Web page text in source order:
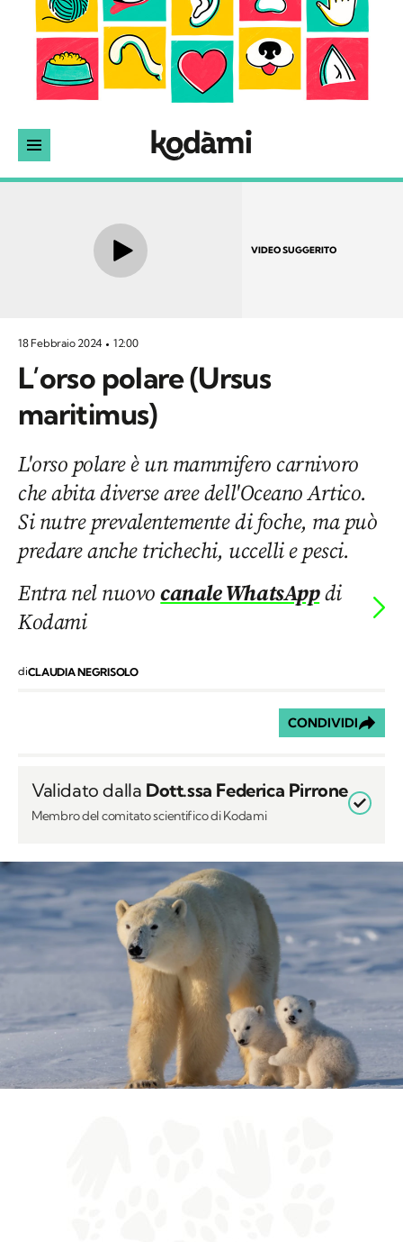
VIDEO SUGGERITO
18 Febbraio 2024 12:00
L’orso polare (Ursus
maritimus)
L'orso polare è un mammifero carnivoro
che abita diverse aree dell'Oceano Artico.
Si nutre prevalentemente di foche, ma può
predare anche trichechi, uccelli e pesci.
Entra nel nuovocanale WhatsAppdi
Kodami
diCLAUDIA NEGRISOLO
CONDIVIDI
Validato dalla Dott.ssa Federica Pirrone
Membro del comitato scientifico di Kodami